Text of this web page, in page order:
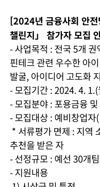
[2024년 금융사회 안
챌린지」 참가자 모집
- 사업목적 : 전국 5개
핀테크 관련 우수한 아
발굴, 아이디어 고도화
- 모집기간 : 2024. 4.
- 모집분야 : 포용금융
- 모집대상 : 예비창업
* 서류평가 면제 : 지역
추천을 받은 자
- 선정규모 : 예선 30개
- 지원내용